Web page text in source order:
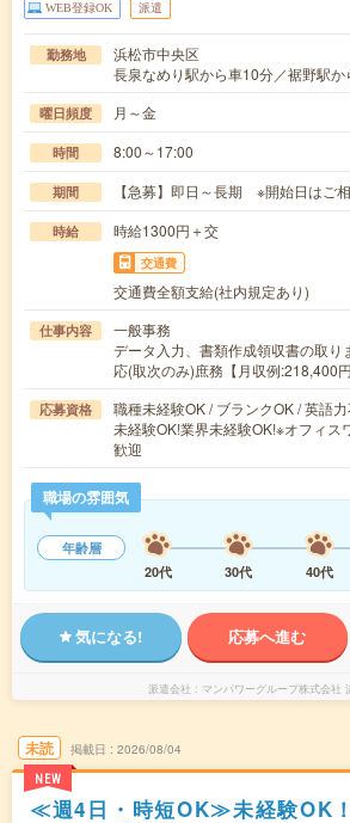
WEB登録OK 派遣
勤務地
浜松市中央区
長泉なめり駅から車10分／裾野駅
曜日頻度 月～金
時間 8:00～17:00
期間 【急募】即日～長期 ※開始日はご
時給 時給1300円＋交
交通費
交通費全額支給(社内規定あり)
仕事内容
一般事務
データ入力、書類作成領収書の取り
応(取次のみ)庶務【月収例:218,400
応募資格
職種未経験OK / ブランクOK / 英語
未経験OK!業界未経験OK!※オフィス
歓迎
職場の雰囲気
年齢層
20代
30代 40代
気になる! 応募へ進む
派遣会社 マンパワーグループ株式会社
未読
NEW
掲載日 2026/08/04
≪週4日・時短OK≫未経験OK